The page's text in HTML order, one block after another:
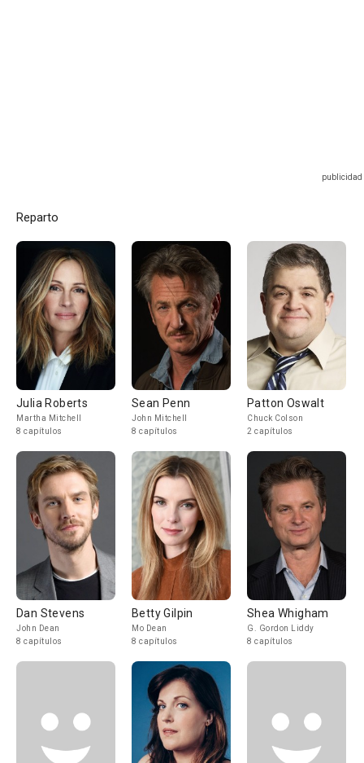
Reparto
Julia Roberts
Martha Mitchell
8 capítulos
Sean Penn
John Mitchell
8 capítulos
Patton Oswalt
Chuck Colson
2 capítulos
Dan Stevens
John Dean
8 capítulos
Betty Gilpin
Mo Dean
8 capítulos
Shea Whigham
G. Gordon Liddy
8 capítulos